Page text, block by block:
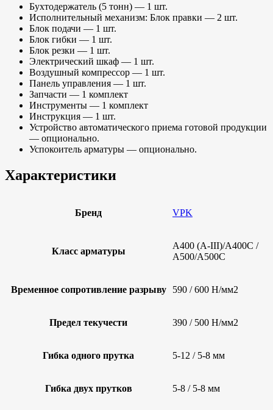
Бухтодержатель (5 тонн) — 1 шт.
Исполнительный механизм: Блок правки — 2 шт.
Блок подачи — 1 шт.
Блок гибки — 1 шт.
Блок резки — 1 шт.
Электрический шкаф — 1 шт.
Воздушный компрессор — 1 шт.
Панель управления — 1 шт.
Запчасти — 1 комплект
Инструменты — 1 комплект
Инструкция — 1 шт.
Устройство автоматического приема готовой продукции
— опционально.
Успокоитель арматуры — опционально.
Характеристики
Бренд VPK
Класс арматуры
A400 (A-III)/A400C /
A500/A500C
Временное сопротивление разрыву 590 / 600 Н/мм2
Предел текучести 390 / 500 Н/мм2
Гибка одного прутка 5-12 / 5-8 мм
Гибка двух прутков 5-8 / 5-8 мм